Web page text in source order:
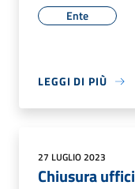
Ente
LEGGI DI PIÙ
27 LUGLIO 2023
Chiusura uffici